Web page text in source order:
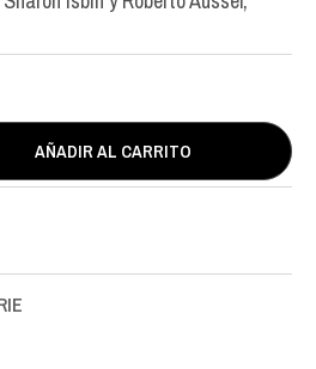
AÑADIR AL CARRITO